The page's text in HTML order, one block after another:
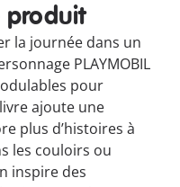
produit
la journée dans un
PLAYMOBIL
pour
ajoute une
plus d’histoires à
les couloirs ou
inspire des